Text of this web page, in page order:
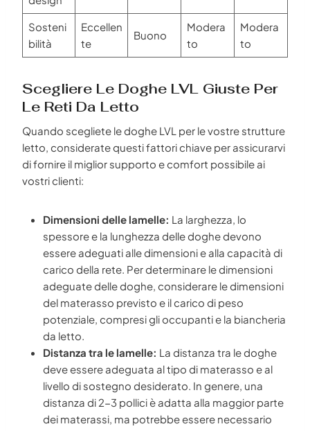
Sosteni
bilità
Eccellen
te
Buono
Modera
to
Modera
to
Scegliere Le Doghe LVL Giuste Per
Le Reti Da Letto
Quando scegliete le doghe LVL per le vostre strutture
letto, considerate questi fattori chiave per assicurarvi
di fornire il miglior supporto e comfort possibile ai
vostri clienti:
Dimensioni delle lamelle: La larghezza, lo
spessore e la lunghezza delle doghe devono
essere adeguati alle dimensioni e alla capacità di
carico della rete. Per determinare le dimensioni
adeguate delle doghe, considerare le dimensioni
del materasso previsto e il carico di peso
potenziale, compresi gli occupanti e la biancheria
da letto.
Distanza tra le lamelle: La distanza tra le doghe
deve essere adeguata al tipo di materasso e al
livello di sostegno desiderato. In genere, una
distanza di 2-3 pollici è adatta alla maggior parte
dei materassi, ma potrebbe essere necessario